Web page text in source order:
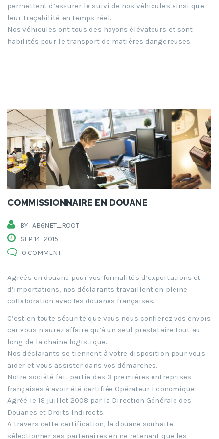
permettent d’assurer le suivi de nos véhicules ainsi que
leur traçabilité en temps réel.
Nos véhicules ont tous des hayons élévateurs et sont
habilités pour le transport de matières dangereuses.
COMMISSIONNAIRE EN DOUANE
BY : AB6NET_ROOT
SEP 14- 2015
0 COMMENT
Agréés en douane pour vos formalités d’exportations et
d’importations, nos déclarants travaillent en pleine
collaboration avec les douanes françaises.
C’est en toute sécurité que vous nous confierez vos envois
car vous n’aurez affaire qu’à un seul prestataire tout au
long de la chaine logistique.
Nos déclarants se tiennent à votre disposition pour vous
aider et vous assister dans vos démarches.
Notre société fait partie des 3 premières entreprises
françaises à avoir été certifiée Opérateur Economique
Agréé le 19 juillet 2008 par la Direction Générale des
Douanes et Droits Indirects.
A travers cette certification, la douane souhaite
sélectionner ses partenaires en ne retenant que les